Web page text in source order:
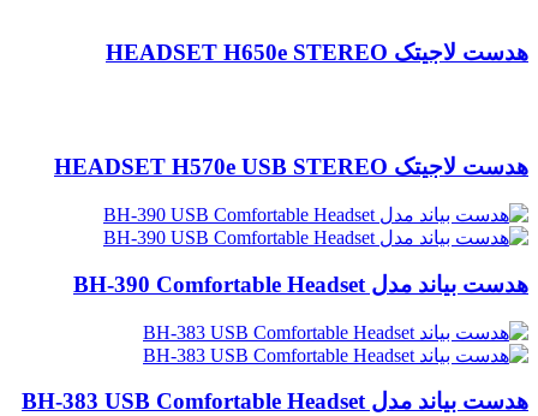
هدست لاجیتک HEADSET H650e STEREO
هدست لاجیتک HEADSET H570e USB STEREO
هدست بیاند مدل BH-390 Comfortable Headset
هدست بیاند مدل BH-383 USB Comfortable Headset